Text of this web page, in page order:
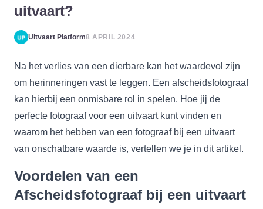
uitvaart?
Uitvaart Platform8 APRIL 2024
Na het verlies van een dierbare kan het waardevol zijn
om herinneringen vast te leggen. Een afscheidsfotograaf
kan hierbij een onmisbare rol in spelen. Hoe jij de
perfecte fotograaf voor een uitvaart kunt vinden en
waarom het hebben van een fotograaf bij een uitvaart
van onschatbare waarde is, vertellen we je in dit artikel.
Voordelen van een
Afscheidsfotograaf bij een uitvaart